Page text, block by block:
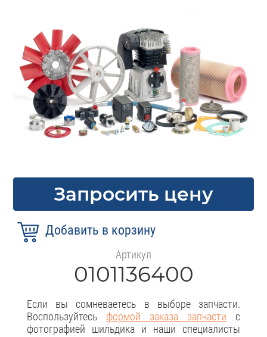
Запросить цену
Артикул
0101136400
Если вы сомневаетесь в выборе запчасти.
Воспользуйтесь формой заказа запчасти с
фотографией шильдика и наши специалисты